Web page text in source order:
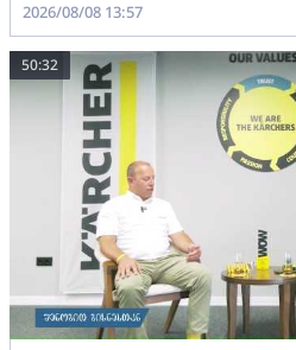
2026/08/08 13:57
50:32